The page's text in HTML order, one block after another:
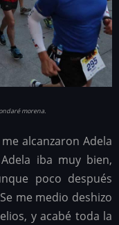
morena.
alcanzaron Adela
iba muy bien,
poco después
me medio deshizo
y acabé toda la